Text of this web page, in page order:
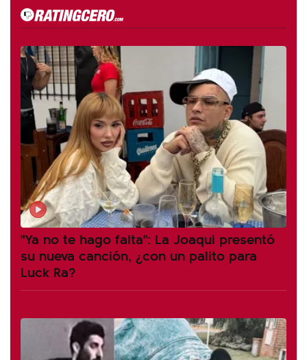
"Ya no te hago falta": La Joaqui presentó
su nueva canción, ¿con un palito para
Luck Ra?